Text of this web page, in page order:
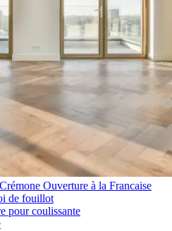
Crémone Ouverture à la Francaise
de fouillot
pour coulissante